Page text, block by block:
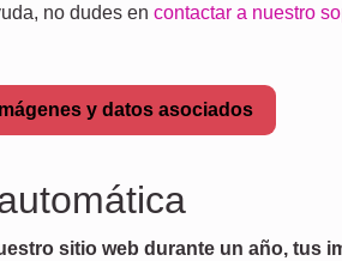
no dudes en contactar a nuestro
y datos asociados
sitio web durante un año, tus